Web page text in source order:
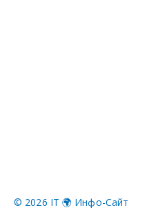
© 2026 IT 🌍 Инфо-Сайт